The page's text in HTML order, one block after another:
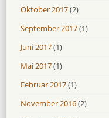
Oktober 2017(2)
September 2017(1)
Juni 2017(1)
Mai 2017(1)
Februar 2017(1)
November 2016(2)